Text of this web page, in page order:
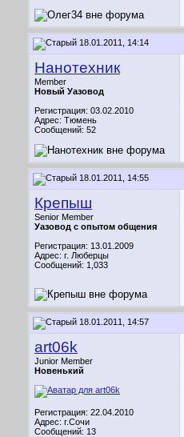
18.01.2011, 14:14
Нанотехник
Member
Новый Уазовод
Регистрация: 03.02.2010
Адрес: Тюмень
Сообщений: 52
18.01.2011, 14:55
Крепыш
Senior Member
Уазовод с опытом общения
Регистрация: 13.01.2009
Адрес: г. Люберцы
Сообщений: 1,033
18.01.2011, 14:57
art06k
Junior Member
Новенький
Регистрация: 22.04.2010
Адрес: г.Сочи
Сообщений: 13